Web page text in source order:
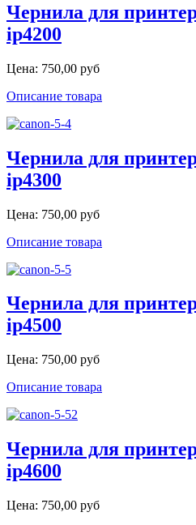
Чернила для
ip4200
Цена: 750,00 руб
Описание товара
Чернила для
ip4300
Цена: 750,00 руб
Описание товара
Чернила для
ip4500
Цена: 750,00 руб
Описание товара
Чернила для
ip4600
Цена: 750,00 руб